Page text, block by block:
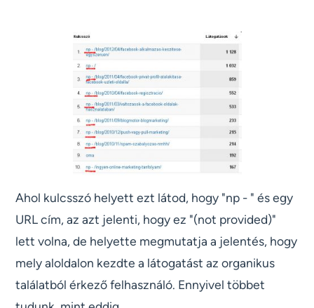
Ahol kulcsszó helyett ezt látod, hogy "np - " és egy
URL cím, az azt jelenti, hogy ez "(not provided)"
lett volna, de helyette megmutatja a jelentés, hogy
mely aloldalon kezdte a látogatást az organikus
találatból érkező felhasználó. Ennyivel többet